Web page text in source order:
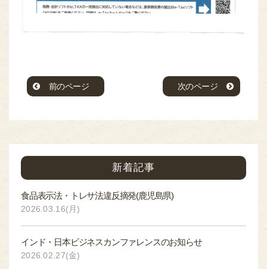
前のページ 次のページ
新着記事
食品表示法・トレサ法違反摘発(鹿児島県)
2026.03.16(月)
インド・日本ビジネスカンファレンスのお知らせ
2026.02.27(金)